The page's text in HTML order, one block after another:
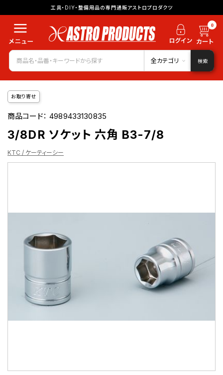
工具・DIY・整備用品の専門通販アストロプロダクツ
0
全カテゴリ 検索
お取り寄せ
商品コード：4989433130835
3/8DR ソケット 六角 B3-7/8
KTC / ケーティーシー